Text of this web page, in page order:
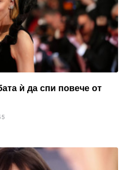
ѝ да спи повече от